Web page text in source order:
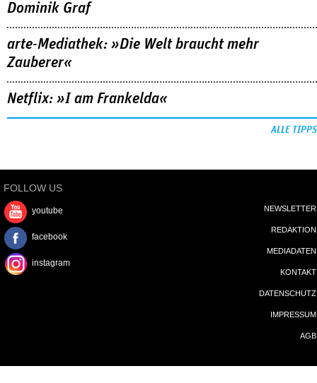
Dominik Graf
arte-Mediathek: »Die Welt braucht mehr
Zauberer«
Netflix: »I am Frankelda«
ALLE TIPPS
FOLLOW US
youtube
facebook
instagram
NEWSLETTER
REDAKTION
MEDIADATEN
KONTAKT
DATENSCHUTZ
IMPRESSUM
AGB